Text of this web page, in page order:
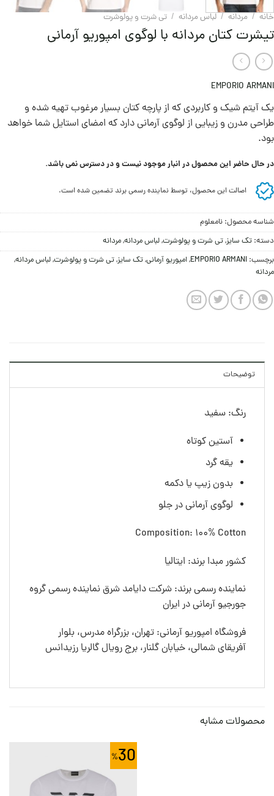
خانه / مردانه / لباس مردانه / تی شرت و پولوشرت
تیشرت کتان مردانه با لوگوی امپوریو آرمانی
EMPORIO ARMANI
یک آیتم شیک و کاربردی که از پارچه کتان بسیار مرغوب تهیه شده و
طراحی مدرن و زیبایی از لوگوی آرمانی دارد که امضای استایل شما خواهد
بود.
در حال حاضر این محصول در انبار موجود نیست و در دسترس نمی باشد.
اصالت این محصول، توسط نماینده رسمی برند تضمین شده است.
شناسه محصول: نامعلوم
دسته: تک سایز,تی شرت و پولوشرت,لباس مردانه,مردانه
برچسب: EMPORIO ARMANI
,امپوریو آرمانی,تک سایز,تی شرت و پولوشرت,لباس مردانه,
مردانه
توضیحات
رنگ: سفید
آستین کوتاه
یقه گرد
بدون زیپ یا دکمه
لوگوی آرمانی در جلو
Composition: 100% Cotton
کشور مبدا برند: ایتالیا
نماینده رسمی برند: شرکت دایامد شرق نماینده رسمی گروه
جورجیو آرمانی در ایران
فروشگاه امپوریو آرمانی: تهران، بزرگراه مدرس، بلوار
آفریقای شمالی، خیابان گلنار، برج رویال گالریا رزیدانس
محصولات مشابه
30